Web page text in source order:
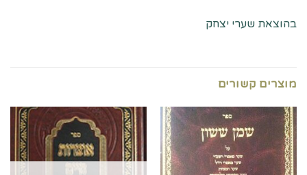
בהוצאת שערי יצחק
מוצרים קשורים